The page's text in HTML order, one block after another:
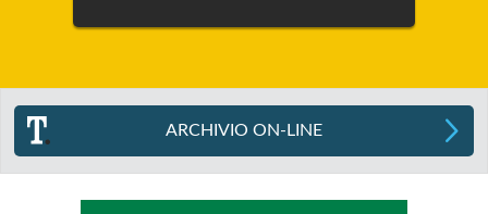
ARCHIVIO ON-LINE